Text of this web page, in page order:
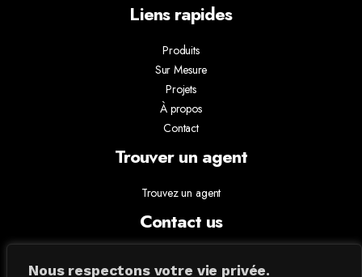
Nous respectons votre vie privée.
Liens rapides
Produits
Sur Mesure
Projets
À propos
Contact
Trouver un agent
Trouvez un agent
Contact us